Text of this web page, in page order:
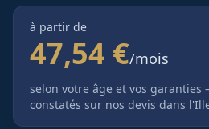
à partir de
47,54 €/mois
selon votre âge et vos
constatés sur nos devis dans